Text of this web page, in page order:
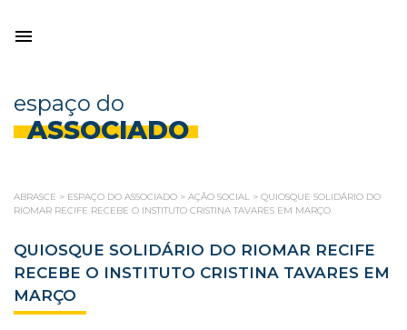
espaço do
ASSOCIADO
ABRASCE > ESPAÇO DO ASSOCIADO > AÇÃO SOCIAL > QUIOSQUE SOLIDÁRIO DO
RIOMAR RECIFE RECEBE O INSTITUTO CRISTINA TAVARES EM MARÇO
QUIOSQUE SOLIDÁRIO DO RIOMAR RECIFE
RECEBE O INSTITUTO CRISTINA TAVARES EM
MARÇO